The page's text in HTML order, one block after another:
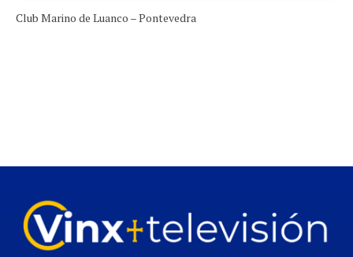
Club Marino de Luanco – Pontevedra